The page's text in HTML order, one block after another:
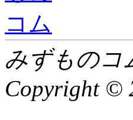
みずものコ
Copyright ©